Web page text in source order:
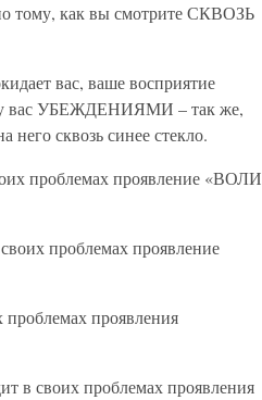
тому, как вы смотрите СКВОЗЬ
вас, ваше восприятие
вас УБЕЖДЕНИЯМИ – так же,
него сквозь синее стекло.
проблемах проявление «ВОЛИ
проблемах проявление
проявления
в своих проблемах проявления